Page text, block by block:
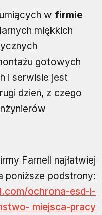
w firmie
miękkich
gotowych
i serwisie jest
dzień, z czego
Farnell najłatwiej
poniższe podstrony:
ochrona-esd-i-
miejsca-pracy